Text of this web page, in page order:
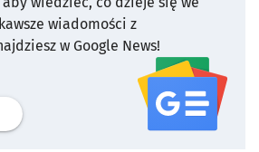
wiadomości z
w Google News!
profil serwisu